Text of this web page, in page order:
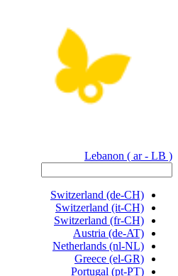
Lebanon ( ar - LB )
Switzerland (de-CH)
Switzerland (it-CH)
Switzerland (fr-CH)
Austria (de-AT)
Netherlands (nl-NL)
Greece (el-GR)
Portugal (pt-PT)